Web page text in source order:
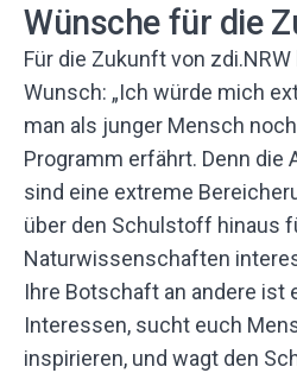
Wünsche für die
Für die Zukunft von
Wunsch: „Ich würde mich
man als junger Mensch
Programm erfährt. Denn die
sind eine extreme
über den Schulstoff hinaus
Naturwissenschaften
Ihre Botschaft an andere ist
Interessen, sucht euch
inspirieren, und wagt den